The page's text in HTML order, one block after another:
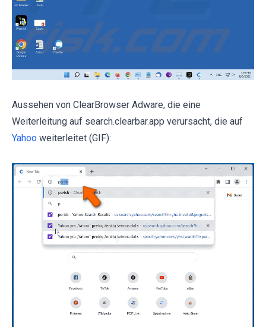
Aussehen von ClearBrowser Adware, die eine
Weiterleitung auf search.clearbar.app verursacht, die auf
Yahoo weiterleitet (GIF):